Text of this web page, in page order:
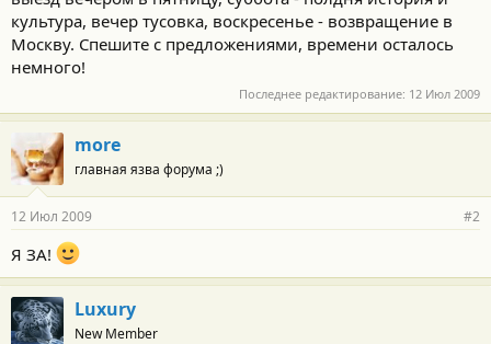
культура, вечер тусовка, воскресенье - возвращение в
Москву. Спешите с предложениями, времени осталось
немного!
Последнее редактирование: 12 Июл 2009
more
главная язва форума ;)
12 Июл 2009 #2
Я ЗА!
Luxury
New Member